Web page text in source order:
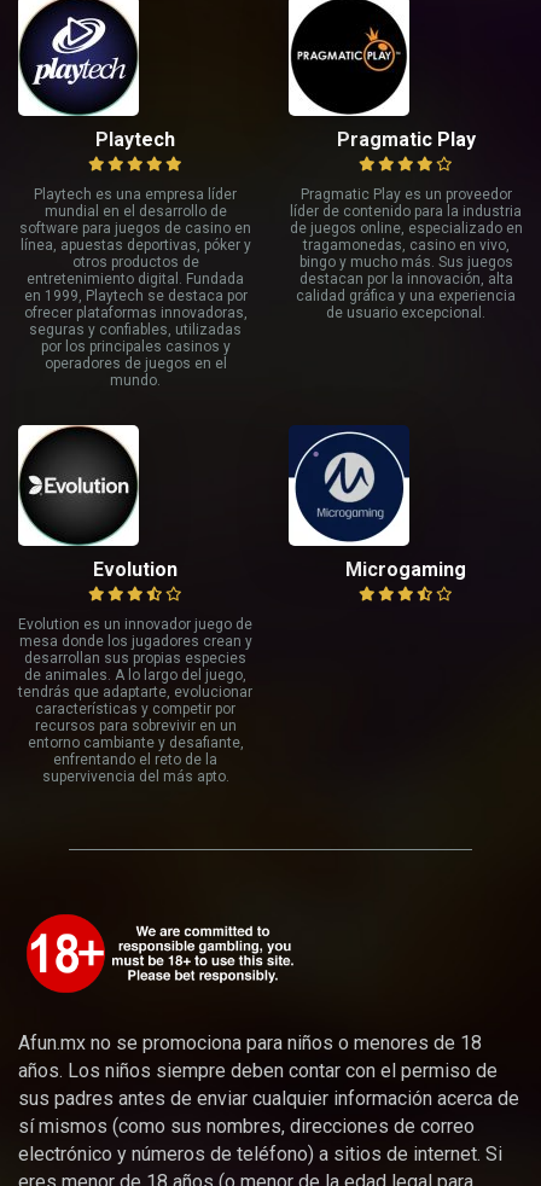
Playtech
Playtech es una empresa líder
mundial en el desarrollo de
software para juegos de casino en
línea, apuestas deportivas, póker y
otros productos de
entretenimiento digital. Fundada
en 1999, Playtech se destaca por
ofrecer plataformas innovadoras,
seguras y confiables, utilizadas
por los principales casinos y
operadores de juegos en el
mundo.
Pragmatic Play
Pragmatic Play es un proveedor
líder de contenido para la industria
de juegos online, especializado en
tragamonedas, casino en vivo,
bingo y mucho más. Sus juegos
destacan por la innovación, alta
calidad gráfica y una experiencia
de usuario excepcional.
Evolution
Evolution es un innovador juego de
mesa donde los jugadores crean y
desarrollan sus propias especies
de animales. A lo largo del juego,
tendrás que adaptarte, evolucionar
características y competir por
recursos para sobrevivir en un
entorno cambiante y desafiante,
enfrentando el reto de la
supervivencia del más apto.
Microgaming
Afun.mx no se promociona para niños o menores de 18
años. Los niños siempre deben contar con el permiso de
sus padres antes de enviar cualquier información acerca de
sí mismos (como sus nombres, direcciones de correo
electrónico y números de teléfono) a sitios de internet. Si